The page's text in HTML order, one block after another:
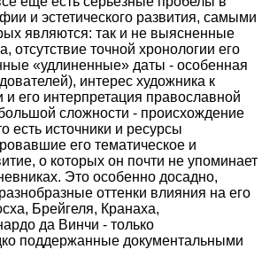
и эстетического развития, самыми
являются: так и не выясненные
отсутствие точной хронологии его
«удлиненные» даты - особенная
интерес художника к
и его интерпретация православной
сложности - происхождение
есть источники и ресурсы
его тематическое и
о которых он почти не упоминает
Это особенно досадно,
оттенки влияния на его
Брейгеля, Кранаха,
да Винчи - только
поддержанные документальными